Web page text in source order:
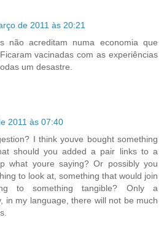
de 2011 às 20:21
não acreditam numa economia que
vacinadas com as experiências
um desastre.
2011 às 07:40
I think youve bought something
should you added a pair links to a
what youre saying? Or possibly you
to look at, something that would join
to something tangible? Only a
in my language, there will not be much